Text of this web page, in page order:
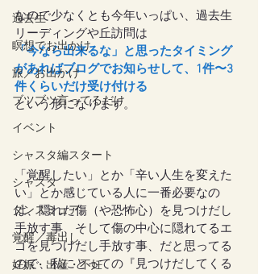
過去生
瞑想でお出かけ
旅／お出かけ
ブツブツ言ってるだけ
イベント
シャスタ編スタート
シャスタ
ダンスミュア
覚醒／毒出し
妊娠・出産・不妊
なので少なくとも今年いっぱい、過去生
リーディングや丘訪問は
「今なら出来るな」と思ったタイミング
があればブログでお知らせして、1件〜3
件くらいだけ受け付ける
という形になります。
「覚醒したい」とか「辛い人生を変えた
い」とか感じている人に一番必要なの
は、隠れた傷（や恐怖心）を見つけだし
手放す事、そして傷の中心に隠れてるエ
ゴを見つけだし手放す事、だと思ってる
ので、私にとっての『見つけだしてくる